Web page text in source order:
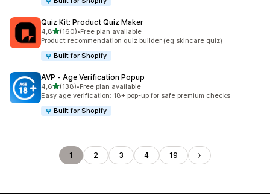
Quiz Kit: Product Quiz Maker
4,8stelle su 5
(160)
160 recensioni totali
•Free plan available
Product recommendation quiz builder (eg skincare quiz)
Built for Shopify
AVP ‑ Age Verification Popup
4,6stelle su 5
(138)
138 recensioni totali
•Free plan available
Easy age verification: 18+ pop-up for safe premium checks
Built for Shopify
1 2 3 4 19